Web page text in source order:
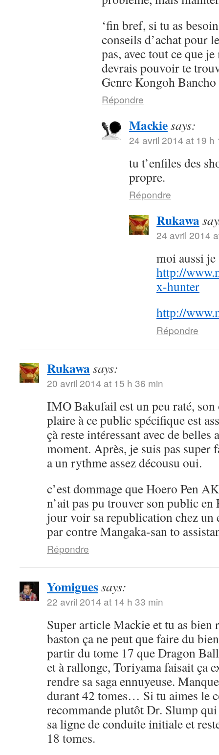
‘fin bref, si tu as
conseils d’achat pour
pas, avec tout ce que
devrais pouvoir te
Genre Kongoh Bancho
Répondre
Mackiesays:
24 avril 2014 at 19 h
tu t’enfiles des
propre.
Répondre
Rukawa
24 avril 2014
moi aussi
http://
x-hunter
http://
Répondre
Rukawasays:
20 avril 2014 at 15 h 36 min
IMO Bakufail est un peu raté,
plaire à ce public spécifique est
çà reste intéressant avec de belles
moment. Après, je suis pas super
a un rythme assez décousu oui.
c’est dommage que Hoero Pen
n’ait pas pu trouver son public en
jour voir sa republication chez un
par contre Mangaka-san to
Répondre
Yomiguessays:
22 avril 2014 at 14 h 33 min
Super article Mackie et tu as bien
baston ça ne peut que faire du
partir du tome 17 que Dragon
et à rallonge, Toriyama faisait ça
rendre sa saga ennuyeuse.
durant 42 tomes… Si tu aimes le
recommande plutôt Dr. Slump qui
sa ligne de conduite initiale et
18 tomes.